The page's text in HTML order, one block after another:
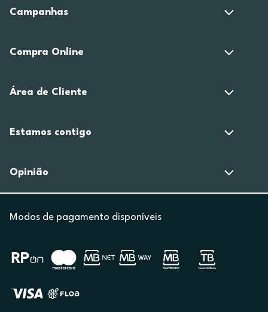
Campanhas
Compra Online
Área de Cliente
Estamos contigo
Opinião
Modos de pagamento disponíveis